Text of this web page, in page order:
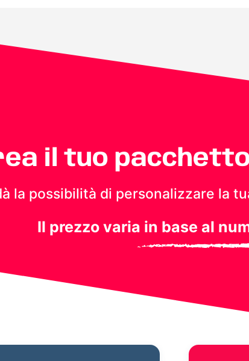
il tuo
la possibilità di personalizzare la
Il prezzo varia in base al